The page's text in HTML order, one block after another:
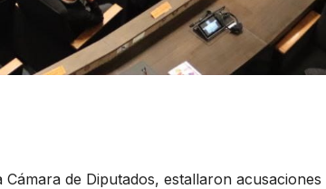
de Diputados, estallaron acusaciones